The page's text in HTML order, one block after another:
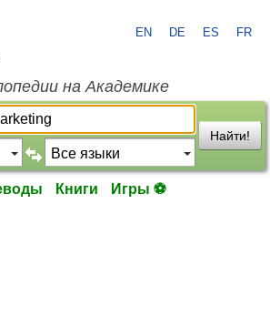
EN DE ES FR
на Академике
Найти!
Книги Игры ⚽